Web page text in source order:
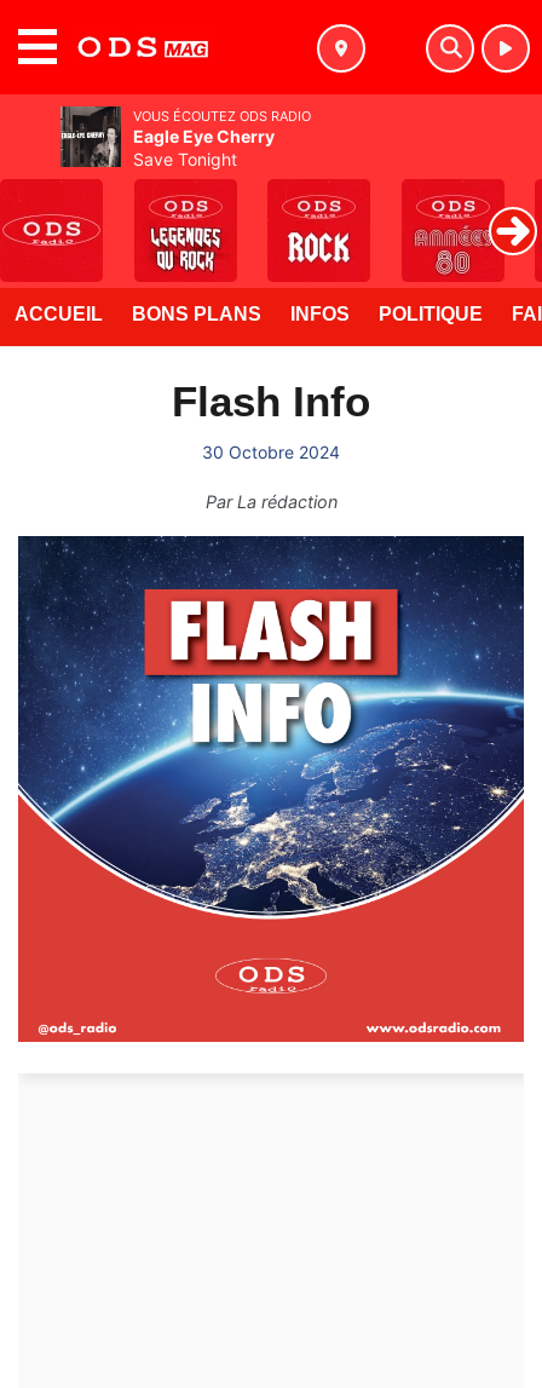
ACCUEIL BONS PLANS INFOS POLITIQUE
Flash Info
30 Octobre 2024
ParLa rédaction
VOUS ÉCOUTEZ ODS RADIO
Eagle Eye Cherry
Save Tonight